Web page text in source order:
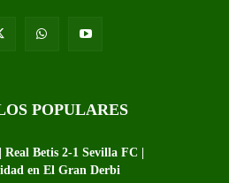
POPULARES
Betis 2-1 Sevilla FC |
en El Gran Derbi